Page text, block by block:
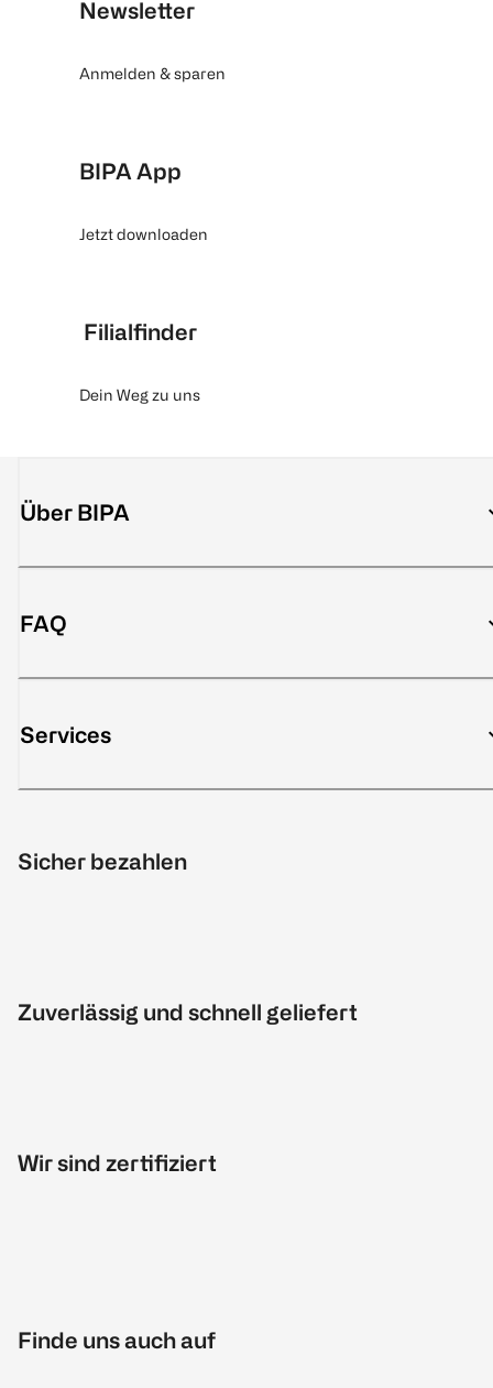
Newsletter
Anmelden & sparen
BIPA App
Jetzt downloaden
Filialfinder
Dein Weg zu uns
Über BIPA
FAQ
Services
Sicher bezahlen
Zuverlässig und schnell geliefert
Wir sind zertifiziert
Finde uns auch auf